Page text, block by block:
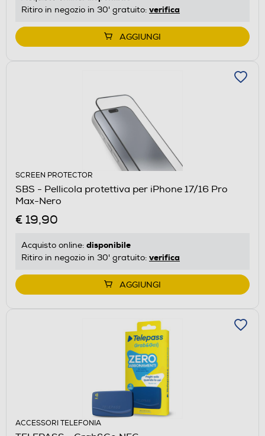
Ritiro in negozio in 30' gratuito: verifica
AGGIUNGI
SCREEN PROTECTOR
SBS - Pellicola protettiva per iPhone 17/16 Pro
Max-Nero
€ 19,90
Acquisto online: disponibile
Ritiro in negozio in 30' gratuito: verifica
AGGIUNGI
ACCESSORI TELEFONIA